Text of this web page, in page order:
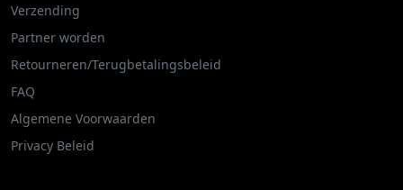
Verzending
Partner worden
Retourneren/Terugbetalingsbeleid
FAQ
Algemene Voorwaarden
Privacy Beleid